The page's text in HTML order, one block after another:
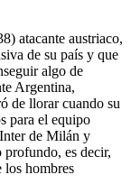
atacante austriaco,
de su país y que
algo de
Argentina,
de llorar cuando su
para el equipo
de Milán y
profundo, es decir,
los hombres